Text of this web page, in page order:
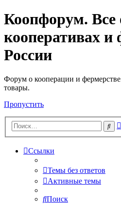
Коопфорум. Все
кооперативах и
России
Форум о кооперации и
товары.
Пропустить
Ссылки
Темы без ответов
Активные темы
Поиск